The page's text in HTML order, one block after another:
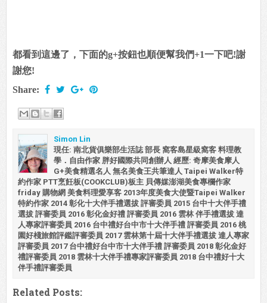
都看到這邊了，下面的g+按鈕也順便幫我們+1一下吧!謝
謝您!
Share:
Simon Lin
現任: 南北貨俱樂部生活誌 部長 窩客島星級窩客 料理教
學．自由作家 胖好國際共同創辦人 經歷: 奇摩美食摩人
G+美食精選名人 無名美食王共筆達人 Taipei Walker特
約作家 PTT烹飪板(COOKCLUB)板主 貝傳媒澎湖美食專欄作家
friday 購物網 美食料理愛享客 2013年度美食大使暨Taipei Walker
特約作家 2014 彰化十大伴手禮選拔 評審委員 2015 台中十大伴手禮
選拔 評審委員 2016 彰化金好禮 評審委員 2016 雲林 伴手禮選拔 達
人專家評審委員 2016 台中禮好台中市十大伴手禮 評審委員 2016 桃
園好棧旅館評鑑評審委員 2017 雲林第十屆十大伴手禮選拔 達人專家
評審委員 2017 台中禮好台中市十大伴手禮 評審委員 2018 彰化金好
禮評審委員 2018 雲林十大伴手禮專家評審委員 2018 台中禮好十大
伴手禮評審委員
Related Posts: